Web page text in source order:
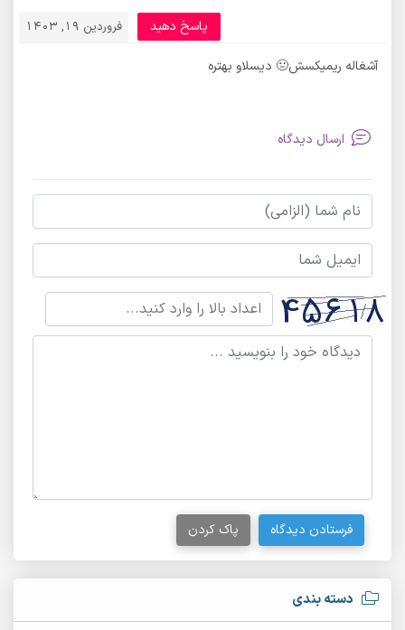
دسته بندی
فروردین 19, 1403 پاسخ دهید
آشغاله ریمیکسش🤢 دیسلاو بهتره
ارسال دیدگاه
فرستادن دیدگاه پاک کردن